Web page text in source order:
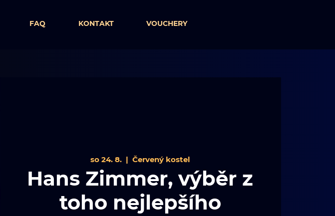
FAQ KONTAKT VOUCHERY
so 24. 8.
  |
Červený kostel
Hans Zimmer, výběr z
toho nejlepšího